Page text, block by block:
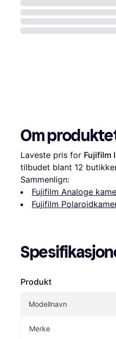
Om
Laveste pris for Fujifilm
tilbudet blant 12
Sammenlign:
Fujifilm Analoge
Fujifilm
Produkt
Modellnavn
Merke